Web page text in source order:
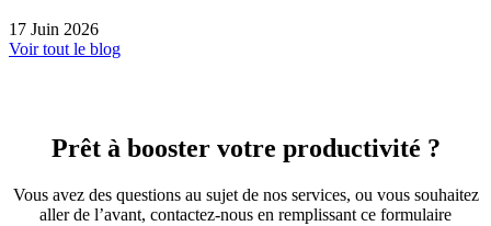
17 Juin 2026
Voir tout le blog
Prêt à booster votre productivité ?
Vous avez des questions au sujet de nos services, ou vous souhaitez
aller de l’avant, contactez-nous en remplissant ce formulaire